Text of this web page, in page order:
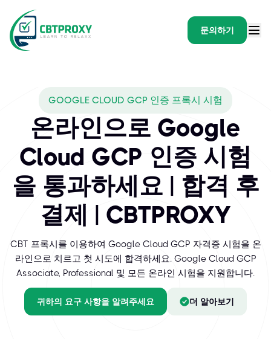
문의하기
Google Cloud 인증을 취득하면 개인은 견고하고 안전하며, 보안이
GOOGLE CLOUD GCP 인증 프록시 시험
온라인으로 Google
Cloud GCP 인증 시험
을 통과하세요 | 합격 후
결제 | CBTPROXY
CBT 프록시를 이용하여 Google Cloud GCP 자격증 시험을 온
라인으로 치르고 첫 시도에 합격하세요. Google Cloud GCP
Associate, Professional 및 모든 온라인 시험을 지원합니다.
귀하의 요구 사항을 알려주세요 더 알아보기